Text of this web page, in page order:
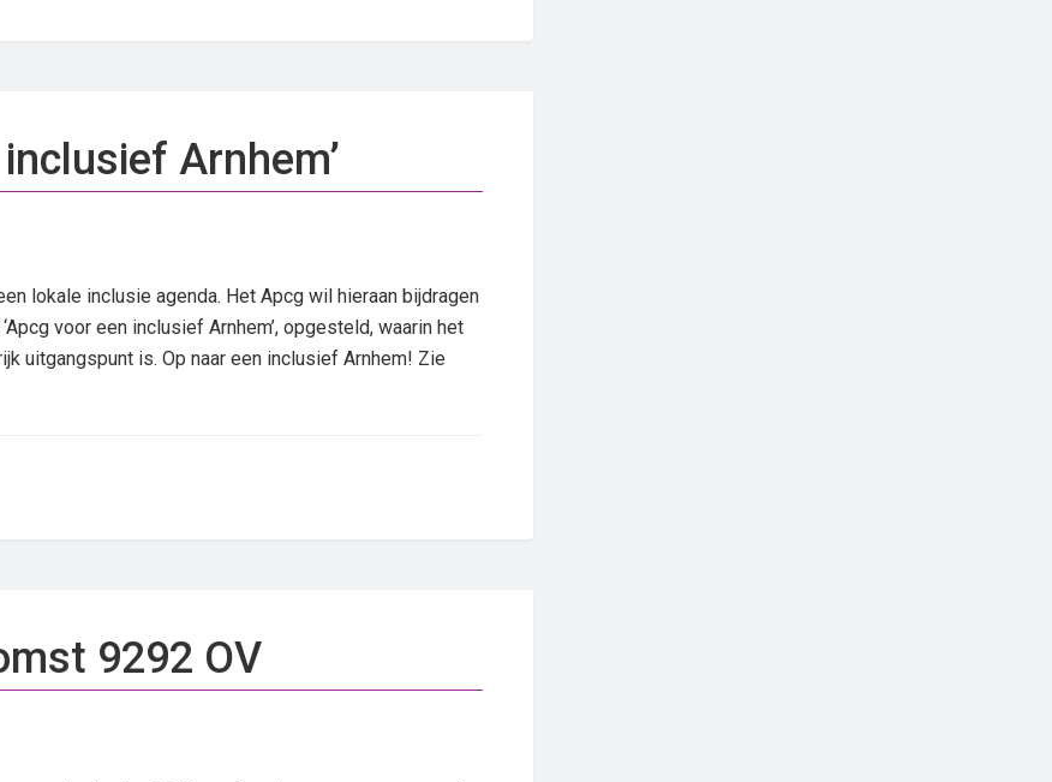
Arnhem’
lokale inclusie agenda. Het Apcg wil hieraan bijdragen
voor een inclusief Arnhem’, opgesteld, waarin het
uitgangspunt is. Op naar een inclusief Arnhem! Zie
9292 OV